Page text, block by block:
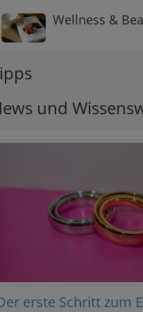
Wellness &
und
erste Schritt zum